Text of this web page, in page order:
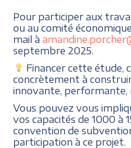
Pour participer aux
ou au comité
mail à
septembre 2025.
Financer cette étude,
concrètement à
innovante, performante,
Vous pouvez vous
vos capacités de 1000 à
convention de
participation à ce projet.